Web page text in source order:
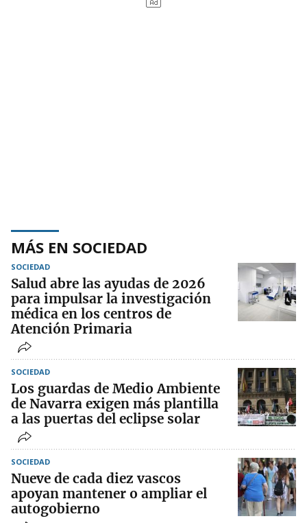
MÁS EN SOCIEDAD
SOCIEDAD
Salud abre las ayudas de 2026
para impulsar la investigación
médica en los centros de
Atención Primaria
SOCIEDAD
Los guardas de Medio Ambiente
de Navarra exigen más plantilla
a las puertas del eclipse solar
SOCIEDAD
Nueve de cada diez vascos
apoyan mantener o ampliar el
autogobierno